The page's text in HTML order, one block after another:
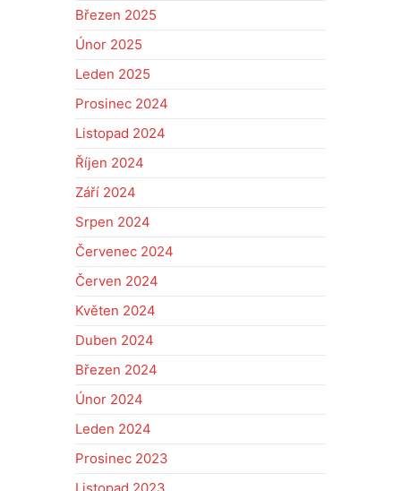
Březen 2025
Únor 2025
Leden 2025
Prosinec 2024
Listopad 2024
Říjen 2024
Září 2024
Srpen 2024
Červenec 2024
Červen 2024
Květen 2024
Duben 2024
Březen 2024
Únor 2024
Leden 2024
Prosinec 2023